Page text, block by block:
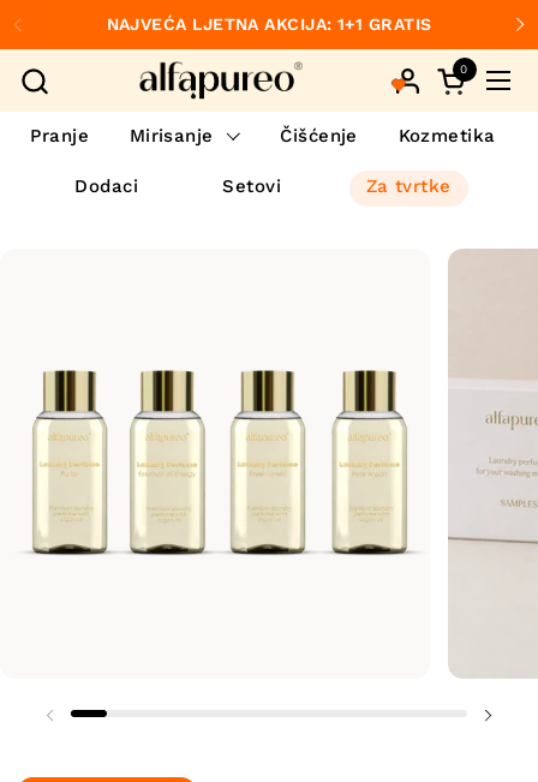
Preskoči na sadržaj
Prethodno
NAJVEĆA LJETNA AKCIJA: 1+1 GRATIS
Otvori
0
Pranje Mirisanje Čišćenje Kozmetika
Dodaci Setovi Za tvrtke